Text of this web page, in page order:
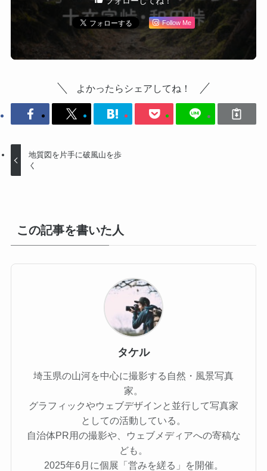
Follow Me
よかったらシェアしてね！
地質図を片手に破風山を歩
く
この記事を書いた人
タケル
埼玉県の山河を中心に撮影する自然・風景写真
家。
グラフィックやウェブデザインと並行して写真家
としての活動している。
自治体PR用の撮影や、ウェブメディアへの寄稿な
ども。
2025年6月に個展「営みを縒る」を開催。